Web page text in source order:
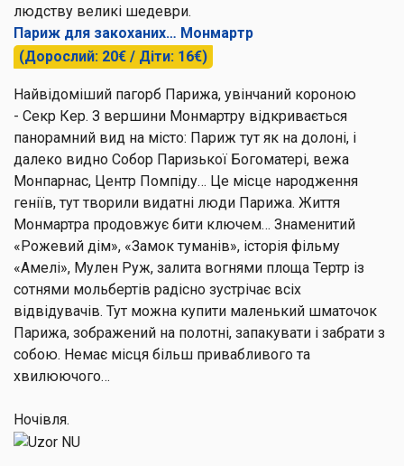
людству великі шедеври.
Париж для закоханих… Монмартр
(Дорослий: 20€ / Діти: 16€)
Найвідоміший пагорб Парижа, увінчаний короною
- Секр Кер. З вершини Монмартру відкривається
панорамний вид на місто: Париж тут як на долоні, і
далеко видно Собор Паризької Богоматері, вежа
Монпарнас, Центр Помпіду… Це місце народження
геніїв, тут творили видатні люди Парижа. Життя
Монмартра продовжує бити ключем… Знаменитий
«Рожевий дім», «Замок туманів», історія фільму
«Амелі», Мулен Руж, залита вогнями площа Тертр із
сотнями мольбертів радісно зустрічає всіх
відвідувачів. Тут можна купити маленький шматочок
Парижа, зображений на полотні, запакувати і забрати з
собою. Немає місця більш привабливого та
хвилюючого…
Ночівля.